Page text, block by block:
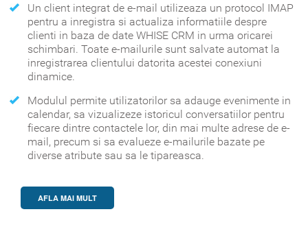
Un client integrat de e-mail utilizeaza un protocol IMAP
pentru a inregistra si actualiza informatiile despre
clienti in baza de date WHISE CRM in urma oricarei
schimbari. Toate e-mailurile sunt salvate automat la
inregistrarea clientului datorita acestei conexiuni
dinamice.
Modulul permite utilizatorilor sa adauge evenimente in
calendar, sa vizualizeze istoricul conversatiilor pentru
fiecare dintre contactele lor, din mai multe adrese de e-
mail, precum si sa evalueze e-mailurile bazate pe
diverse atribute sau sa le tipareasca.
AFLA MAI MULT